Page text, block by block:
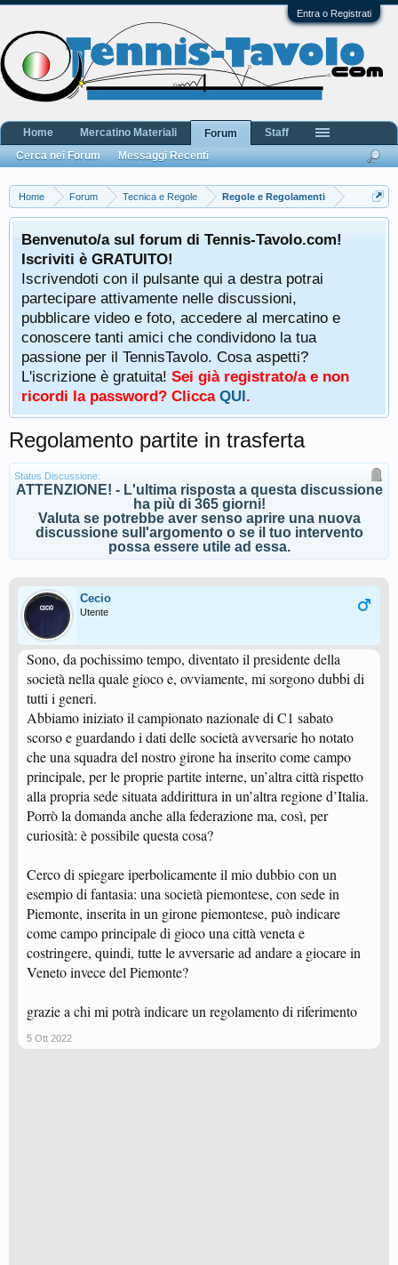
Entra o Registrati
Home Forum Tecnica e Regole Regole e Regolamenti
Benvenuto/a sul forum di Tennis-Tavolo.com!
Iscriviti è GRATUITO!
Iscrivendoti con il pulsante qui a destra potrai
partecipare attivamente nelle discussioni,
pubblicare video e foto, accedere al mercatino e
conoscere tanti amici che condividono la tua
passione per il TennisTavolo. Cosa aspetti?
L'iscrizione è gratuita! Sei già registrato/a e non
ricordi la password? Clicca QUI.
Regolamento partite in trasferta
Status Discussione:
ATTENZIONE! - L'ultima risposta a questa discussione
ha più di 365 giorni!
Valuta se potrebbe aver senso aprire una nuova
discussione sull'argomento o se il tuo intervento
possa essere utile ad essa.
Cecio
Utente
Sono, da pochissimo tempo, diventato il presidente della
società nella quale gioco e, ovviamente, mi sorgono dubbi di
tutti i generi.
Abbiamo iniziato il campionato nazionale di C1 sabato
scorso e guardando i dati delle società avversarie ho notato
che una squadra del nostro girone ha inserito come campo
principale, per le proprie partite interne, un’altra città rispetto
alla propria sede situata addirittura in un’altra regione d’Italia.
Porrò la domanda anche alla federazione ma, così, per
curiosità: è possibile questa cosa?
Cerco di spiegare iperbolicamente il mio dubbio con un
esempio di fantasia: una società piemontese, con sede in
Piemonte, inserita in un girone piemontese, può indicare
come campo principale di gioco una città veneta e
costringere, quindi, tutte le avversarie ad andare a giocare in
Veneto invece del Piemonte?
grazie a chi mi potrà indicare un regolamento di riferimento
5 Ott 2022
Home Mercatino Materiali
Forum
Cerca nei Forum
Messaggi Recenti
Staff